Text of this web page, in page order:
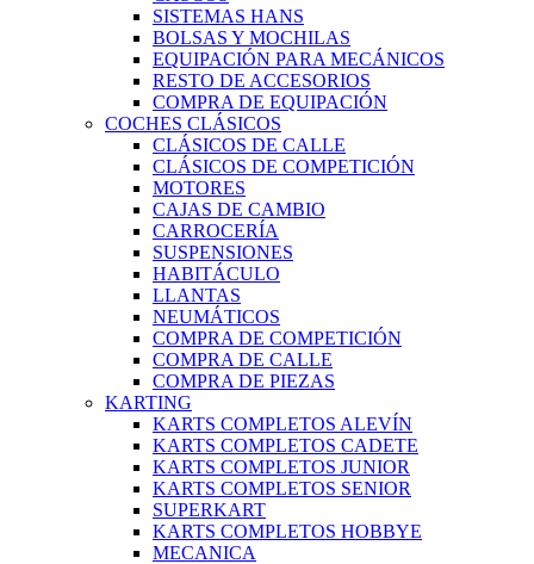
SISTEMAS HANS
BOLSAS Y MOCHILAS
EQUIPACIÓN PARA MECÁNICOS
RESTO DE ACCESORIOS
COMPRA DE EQUIPACIÓN
COCHES CLÁSICOS
CLÁSICOS DE CALLE
CLÁSICOS DE COMPETICIÓN
MOTORES
CAJAS DE CAMBIO
CARROCERÍA
SUSPENSIONES
HABITÁCULO
LLANTAS
NEUMÁTICOS
COMPRA DE COMPETICIÓN
COMPRA DE CALLE
COMPRA DE PIEZAS
KARTING
KARTS COMPLETOS ALEVÍN
KARTS COMPLETOS CADETE
KARTS COMPLETOS JUNIOR
KARTS COMPLETOS SENIOR
SUPERKART
KARTS COMPLETOS HOBBYE
MECANICA